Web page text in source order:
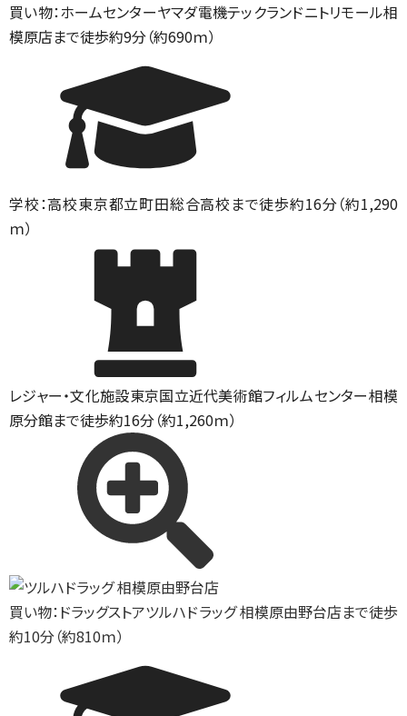
買い物：ホームセンターヤマダ電機テックランドニトリモール相
模原店まで徒歩約9分（約690ｍ）
学校：高校東京都立町田総合高校まで徒歩約16分（約1,290
ｍ）
レジャー・文化施設東京国立近代美術館フィルムセンター相模
原分館まで徒歩約16分（約1,260ｍ）
買い物：ドラッグストアツルハドラッグ 相模原由野台店まで徒歩
約10分（約810ｍ）